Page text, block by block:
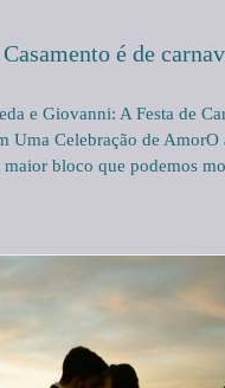
é de
e Giovanni: A Festa de
Uma Celebração de AmorO
bloco que podemos